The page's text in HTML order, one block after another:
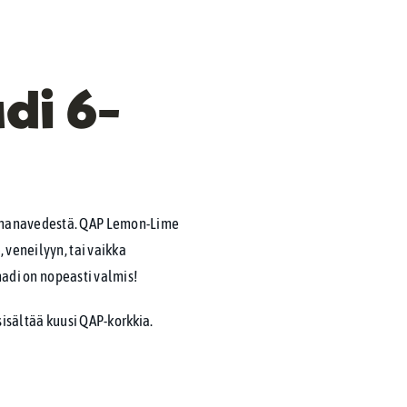
6-
QAP Lemon-Lime
veneilyyn, tai vaikka
on nopeasti valmis!
kuusi QAP-korkkia.